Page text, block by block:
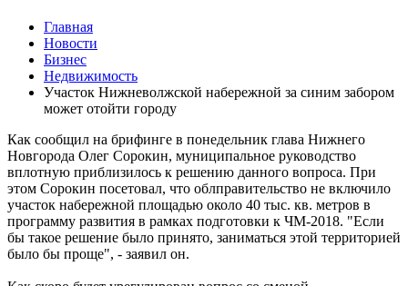
Главная
Новости
Бизнес
Недвижимость
Участок Нижневолжской набережной за синим забором
может отойти городу
Как сообщил на брифинге в понедельник глава Нижнего
Новгорода Олег Сорокин, муниципальное руководство
вплотную приблизилось к решению данного вопроса. При
этом Сорокин посетовал, что облправительство не включило
участок набережной площадью около 40 тыс. кв. метров в
программу развития в рамках подготовки к ЧМ-2018. "Если
бы такое решение было принято, заниматься этой территорией
было бы проще", - заявил он.